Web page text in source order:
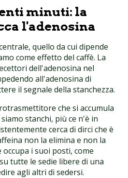
minuti: la
l'adenosina
quello da cui dipende
come effetto del caffè. La
dell'adenosina nel
all'adenosina di
il segnale della stanchezza.
che si accumula
stanchi, più ce n'è in
cerca di dirci che è
non la elimina e non la
occupa i suoi posti, come
tutte le sedie libere di una
agli altri di sedersi.